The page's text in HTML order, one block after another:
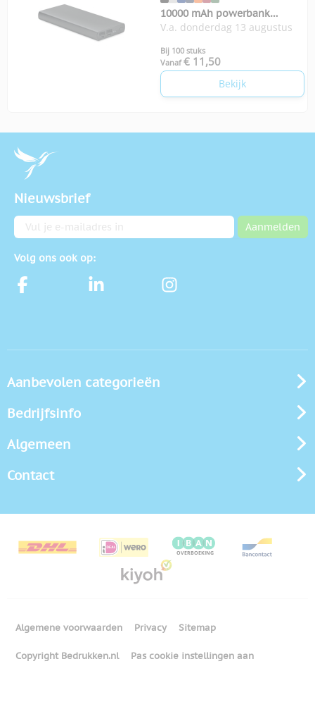
10000 mAh powerbank
Powerflat
V.a. donderdag 13 augustus
Bij 100 stuks
Vanaf € 11,50
Bekijk
Nieuwsbrief
E-mailadres Aanmelden
Volg ons ook op:
Aanbevolen categorieën
Bedrijfsinfo
Algemeen
Contact
Algemene voorwaarden Privacy Sitemap
Copyright Bedrukken.nl Pas cookie instellingen aan